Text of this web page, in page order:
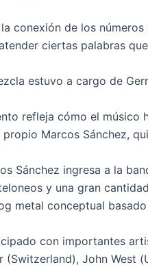
conexión de los
ciertas palabras
estuvo a cargo de
refleja cómo el
Marcos Sánchez,
Sánchez ingresa a la
y una gran
metal conceptual
con importantes
(Switzerland), John West